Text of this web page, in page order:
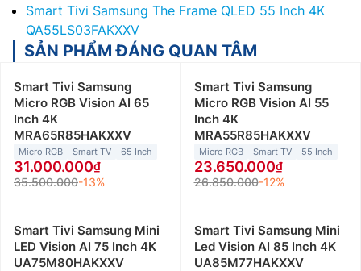
Smart Tivi Samsung The Frame QLED 55 Inch 4K
QA55LS03FAKXXV
SẢN PHẨM ĐÁNG QUAN TÂM
Smart Tivi Samsung
Micro RGB Vision AI 65
Inch 4K
MRA65R85HAKXXV
Micro RGB Smart TV 65 Inch
31.000.000
35.500.000-13%
Smart Tivi Samsung
Micro RGB Vision AI 55
Inch 4K
MRA55R85HAKXXV
Micro RGB Smart TV 55 Inch
23.650.000
26.850.000-12%
Smart Tivi Samsung Mini
LED Vision AI 75 Inch 4K
UA75M80HAKXXV
Smart Tivi Samsung Mini
Led Vision AI 85 Inch 4K
UA85M77HAKXXV